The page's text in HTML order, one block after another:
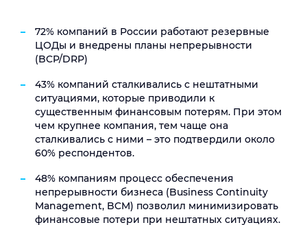
72% компаний в России работают резервные
ЦОДы и внедрены планы непрерывности
(BCP/DRP)
43% компаний сталкивались с нештатными
ситуациями, которые приводили к
существенным финансовым потерям. При этом
чем крупнее компания, тем чаще она
сталкивались с ними – это подтвердили около
60% респондентов.
48% компаниям процесс обеспечения
непрерывности бизнеса (Business Continuity
Management, BCM) позволил минимизировать
финансовые потери при нештатных ситуациях.